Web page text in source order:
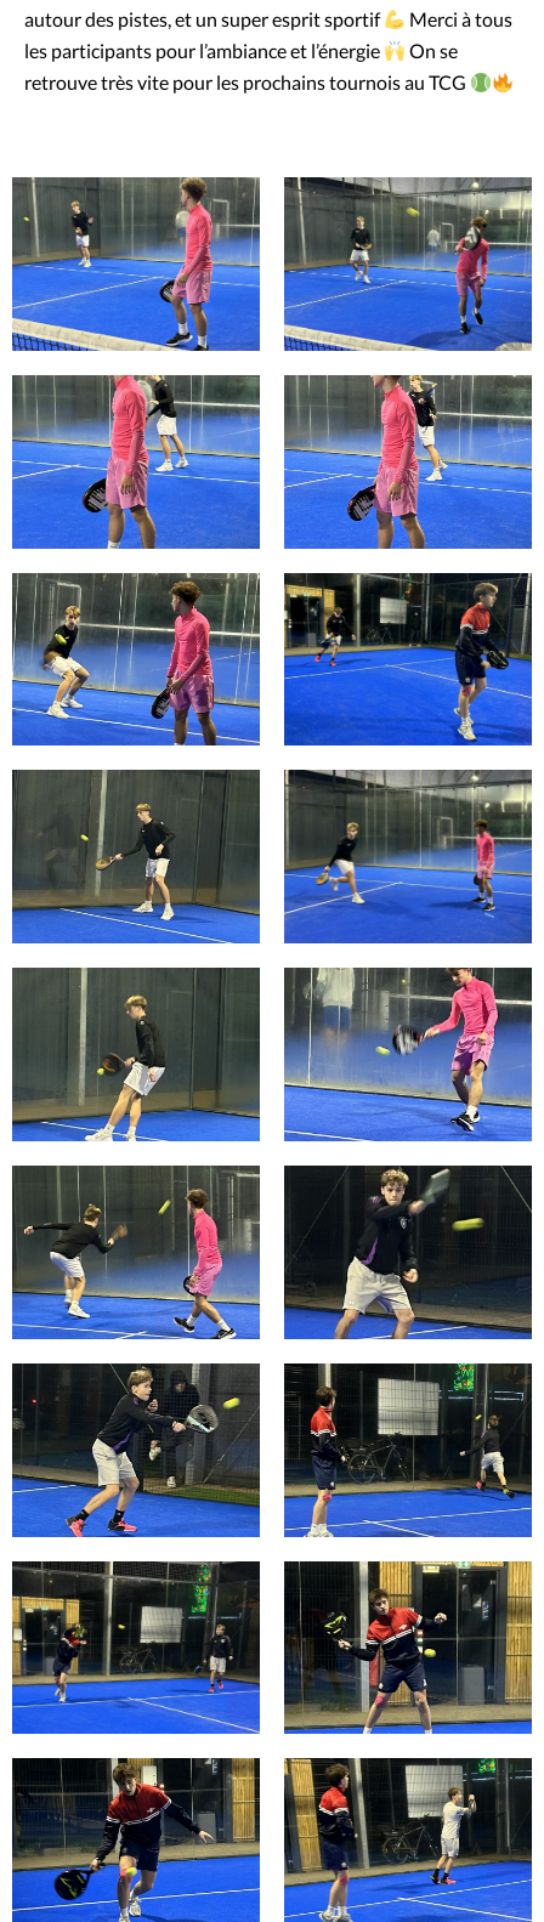
autour des pistes, et un super esprit sportif
Merci à tous
les participants pour l’ambiance et l’énergie
On se
retrouve très vite pour les prochains tournois au TCG